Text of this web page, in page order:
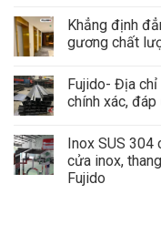
Khẳng định
gương chất
Fujido- Địa
chính xác,
Inox SUS 304
cửa inox,
Fujido